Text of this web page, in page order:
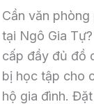
Cần văn
tại Ngô Gia
cấp đầy đủ đồ
bị học tập cho
hộ gia đình.